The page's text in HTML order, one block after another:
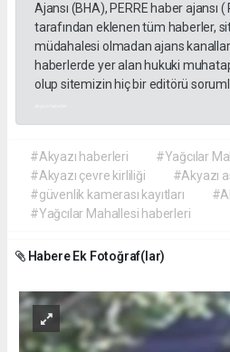
Ajansı (BHA), PERRE haber ajansı
tarafından eklenen tüm haberler,
müdahalesi olmadan ajans
haberlerde yer alan hukuki
olup sitemizin hiç bir editörü
#Akyazı haberleri
#Yağcılar
#Akyazı çevre kirliliği
#Akyazı
#güvenlik kamerası kayıtları
#Yağcılar Mahallesi haberleri
Habere Ek Fotoğraf(lar)